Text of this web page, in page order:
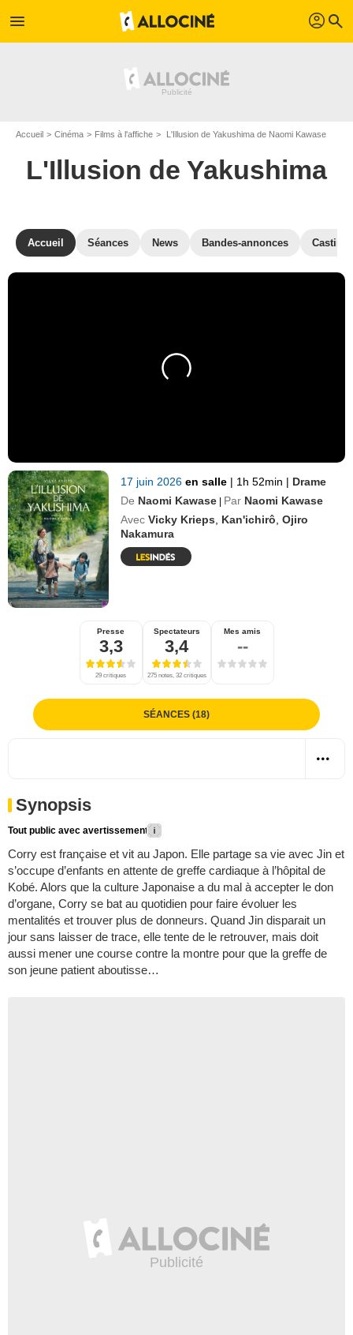
menu profil search
Accueil Cinéma Films à l'affiche L'Illusion de Yakushima de Naomi Kawase
L'Illusion de Yakushima
Accueil Séances News Bandes-annonces Casting
17 juin 2026en salle | 1h 52min | Drame
De Naomi Kawase | Par Naomi Kawase
Avec Vicky Krieps Kan'ichirô ,Ojiro
Nakamura
Presse
3,3
29 critiques
Spectateurs
3,4
275 notes, 32 critiques
Mes amis
--
SÉANCES (18)
Synopsis
Tout public avec avertissement
Corry est française et vit au Japon. Elle partage sa vie avec Jin et
s’occupe d’enfants en attente de greffe cardiaque à l’hôpital de
Kobé. Alors que la culture Japonaise a du mal à accepter le don
d’organe, Corry se bat au quotidien pour faire évoluer les
mentalités et trouver plus de donneurs. Quand Jin disparait un
jour sans laisser de trace, elle tente de le retrouver, mais doit
aussi mener une course contre la montre pour que la greffe de
son jeune patient aboutisse…